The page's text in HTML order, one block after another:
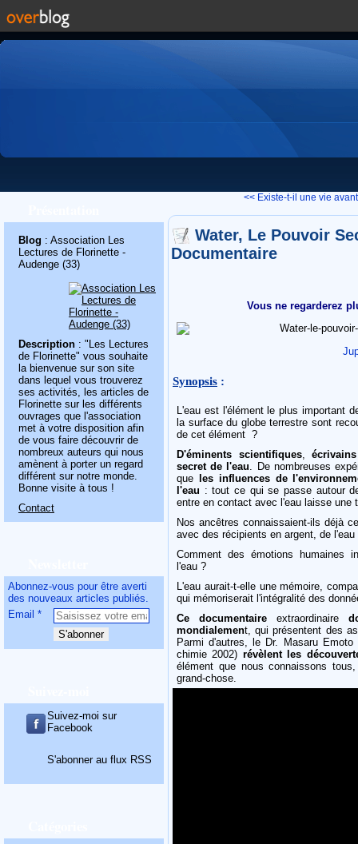
Blog : Association Les
Lectures de Florinette -
Audenge (33)
Description : "Les Lectures
de Florinette" vous souhaite
la bienvenue sur son site
dans lequel vous trouverez
ses activités, les articles de
Florinette sur les différents
ouvrages que l'association
met à votre disposition afin
de vous faire découvrir de
nombreux auteurs qui nous
amènent à porter un regard
différent sur notre monde.
Bonne visite à tous !
Contact
Abonnez-vous pour être averti
des nouveaux articles publiés.
Email
Suivez-moi sur
Facebook
S'abonner au flux RSS
<< Existe-t-il une vie
Water, Le Pouvoir
Documentaire
Vous ne regarderez
Synopsis :
L'eau est l'élément le plus important
la surface du globe terrestre sont
de cet élément ?
D'éminents scientifiques,écrivains
secret de l'eau. De nombreuses
que
les influences de
l'eau : tout ce qui se passe autour
entre en contact avec l'eau laisse une
Nos ancêtres connaissaient-ils déjà
avec des récipients en argent, de
Comment des émotions humaines
l'eau ?
L'eau aurait-t-elle une mémoire,
qui mémoriserait l'intégralité des
Ce documentaire extraordinaire
mondialement, qui présentent des
Parmi d'autres, le Dr. Masaru
chimie 2002) révèlent les
élément que nous connaissons
grand-chose.